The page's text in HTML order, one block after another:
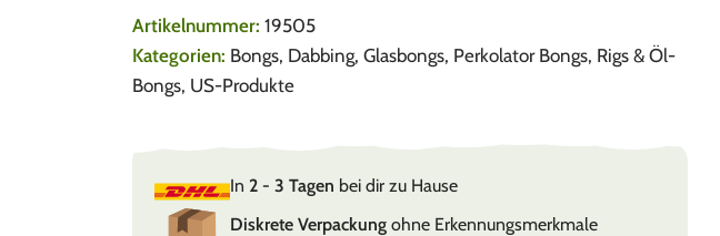
Artikelnummer: 19505
Kategorien: Bongs, Dabbing, Glasbongs, Perkolator Bongs, Rigs & Öl-
Bongs, US-Produkte
In 2 - 3 Tagen bei dir zu Hause
Diskrete Verpackungohne Erkennungsmerkmale